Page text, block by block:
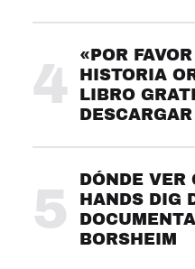
4
«POR
HISTORIA
LIBRO
DESCARGAR
5
DÓNDE VER
HANDS DIG
BORSHEIM